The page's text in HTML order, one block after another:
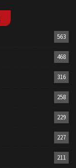
563
468
316
258
229
227
211